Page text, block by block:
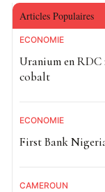
Articles Populaires
ECONOMIE
Uranium en RDC
cobalt
ECONOMIE
First Bank
CAMEROUN